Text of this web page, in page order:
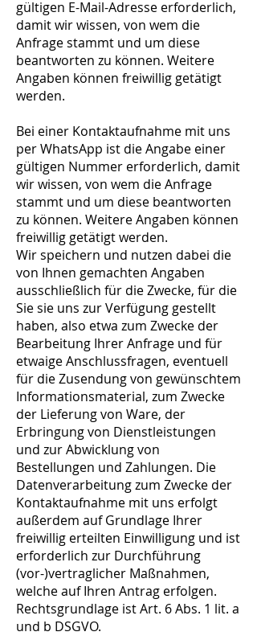
gültigen E-Mail-Adresse erforderlich,
damit wir wissen, von wem die
Anfrage stammt und um diese
beantworten zu können. Weitere
Angaben können freiwillig getätigt
werden.
Bei einer Kontaktaufnahme mit uns
per WhatsApp ist die Angabe einer
gültigen Nummer erforderlich, damit
wir wissen, von wem die Anfrage
stammt und um diese beantworten
zu können. Weitere Angaben können
freiwillig getätigt werden.
Wir speichern und nutzen dabei die
von Ihnen gemachten Angaben
ausschließlich für die Zwecke, für die
Sie sie uns zur Verfügung gestellt
haben, also etwa zum Zwecke der
Bearbeitung Ihrer Anfrage und für
etwaige Anschlussfragen, eventuell
für die Zusendung von gewünschtem
Informationsmaterial, zum Zwecke
der Lieferung von Ware, der
Erbringung von Dienstleistungen
und zur Abwicklung von
Bestellungen und Zahlungen. Die
Datenverarbeitung zum Zwecke der
Kontaktaufnahme mit uns erfolgt
außerdem auf Grundlage Ihrer
freiwillig erteilten Einwilligung und ist
erforderlich zur Durchführung
(vor-)vertraglicher Maßnahmen,
welche auf Ihren Antrag erfolgen.
Rechtsgrundlage ist Art. 6 Abs. 1 lit. a
und b DSGVO.